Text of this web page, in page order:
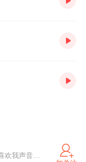
读自己喜欢的 希望用自己的声音吸引更多喜欢我声音的人！喜欢我声音的小耳朵 可以添加qq 337066301 备注喜马拉雅 添加人多了 我们就开心建群！